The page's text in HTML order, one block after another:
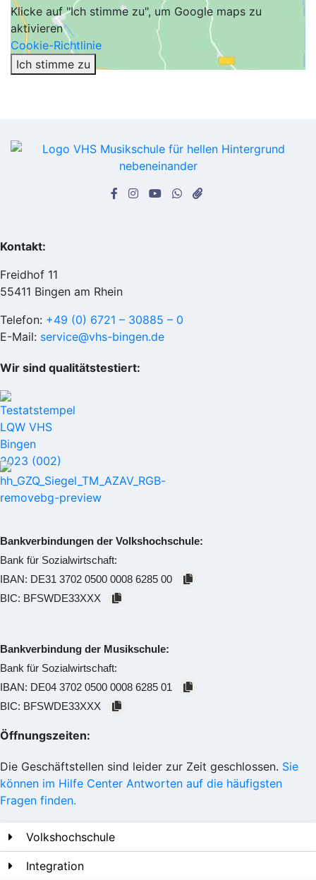
Klicke auf "Ich stimme zu", um Google maps zu
aktivieren
Cookie-Richtlinie
Ich stimme zu
Kontakt:
Freidhof 11
55411 Bingen am Rhein
Telefon: +49 (0) 6721 – 30885 – 0
E-Mail: service@vhs-bingen.de
Wir sind qualitätstestiert:
Bankverbindungen der Volkshochschule:
Bank für Sozialwirtschaft:
IBAN: DE31 3702 0500 0008 6285 00
BIC: BFSWDE33XXX
Bankverbindung der Musikschule:
Bank für Sozialwirtschaft:
IBAN: DE04 3702 0500 0008 6285 01
BIC: BFSWDE33XXX
Öffnungszeiten:
Die Geschäftstellen sind leider zur Zeit geschlossen. Sie
können im Hilfe Center Antworten auf die häufigsten
Fragen finden.
Volkshochschule
Integration